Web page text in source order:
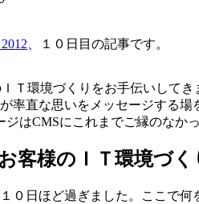
、１０日目の記事です。
Ｔ環境づくりをお手伝いしてき
率直な思いをメッセージする場
ジはCMSにこれまでご縁のなか
客様のＩＴ環境づ
０日ほど過ぎました。ここで何